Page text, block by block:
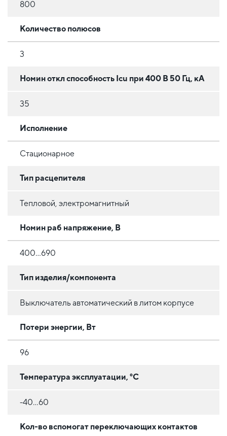
800
Количество полюсов
3
Номин откл способность Icu при 400 В 50 Гц, кА
35
Исполнение
Стационарное
Тип расцепителя
Тепловой, электромагнитный
Номин раб напряжение, В
400...690
Тип изделия/компонента
Выключатель автоматический в литом корпусе
Потери энергии, Вт
96
Температура эксплуатации, °C
-40...60
Кол-во вспомогат переключающих контактов